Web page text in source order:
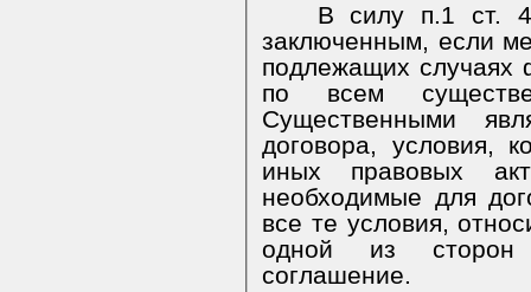
В силу п.1 ст.
заключенным, если
подлежащих случаях
по всем
Существенными
договора, условия,
иных правовых
необходимые для
все те условия,
одной из сторон
соглашение.